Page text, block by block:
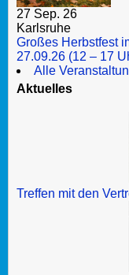
27 Sep. 26
Karlsruhe
Großes Herbstfest
27.09.26 (12 – 17
Alle
Aktuelles
Treffen mit den